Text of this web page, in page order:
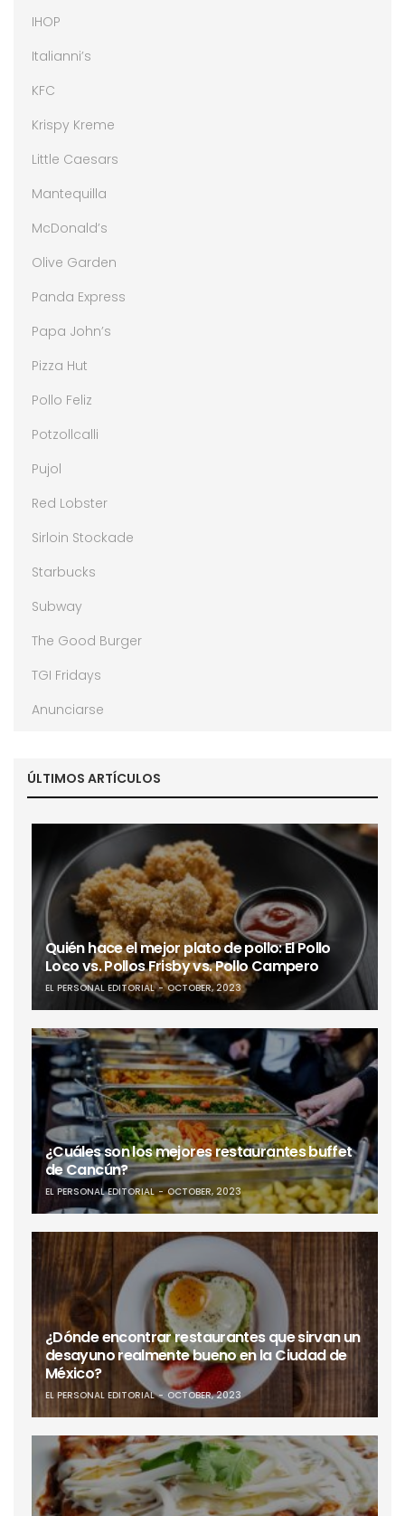
IHOP
Italianni’s
KFC
Krispy Kreme
Little Caesars
Mantequilla
McDonald’s
Olive Garden
Panda Express
Papa John’s
Pizza Hut
Pollo Feliz
Potzollcalli
Pujol
Red Lobster
Sirloin Stockade
Starbucks
Subway
The Good Burger
TGI Fridays
Anunciarse
ÚLTIMOS ARTÍCULOS
Quién hace el mejor plato de pollo: El Pollo
Loco vs. Pollos Frisby vs. Pollo Campero
EL PERSONAL EDITORIAL OCTOBER, 2023
¿Cuáles son los mejores restaurantes buffet
de Cancún?
EL PERSONAL EDITORIAL OCTOBER, 2023
¿Dónde encontrar restaurantes que sirvan un
desayuno realmente bueno en la Ciudad de
México?
EL PERSONAL EDITORIAL OCTOBER, 2023